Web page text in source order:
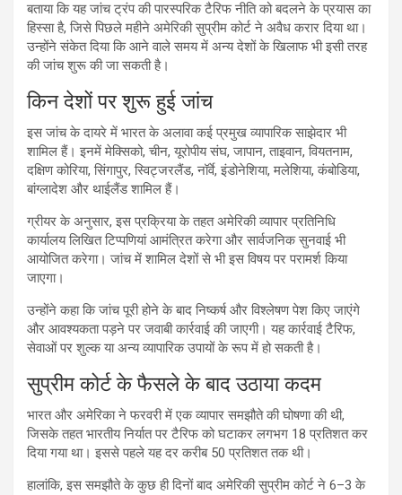
बताया कि यह जांच ट्रंप की पारस्परिक टैरिफ नीति को बदलने के प्रयास का
हिस्सा है, जिसे पिछले महीने अमेरिकी सुप्रीम कोर्ट ने अवैध करार दिया था।
उन्होंने संकेत दिया कि आने वाले समय में अन्य देशों के खिलाफ भी इसी तरह
की जांच शुरू की जा सकती है।
किन देशों पर शुरू हुई जांच
इस जांच के दायरे में भारत के अलावा कई प्रमुख व्यापारिक साझेदार भी
शामिल हैं। इनमें मेक्सिको, चीन, यूरोपीय संघ, जापान, ताइवान, वियतनाम,
दक्षिण कोरिया, सिंगापुर, स्विट्जरलैंड, नॉर्वे, इंडोनेशिया, मलेशिया, कंबोडिया,
बांग्लादेश और थाईलैंड शामिल हैं।
ग्रीयर के अनुसार, इस प्रक्रिया के तहत अमेरिकी व्यापार प्रतिनिधि
कार्यालय लिखित टिप्पणियां आमंत्रित करेगा और सार्वजनिक सुनवाई भी
आयोजित करेगा। जांच में शामिल देशों से भी इस विषय पर परामर्श किया
जाएगा।
उन्होंने कहा कि जांच पूरी होने के बाद निष्कर्ष और विश्लेषण पेश किए जाएंगे
और आवश्यकता पड़ने पर जवाबी कार्रवाई की जाएगी। यह कार्रवाई टैरिफ,
सेवाओं पर शुल्क या अन्य व्यापारिक उपायों के रूप में हो सकती है।
सुप्रीम कोर्ट के फैसले के बाद उठाया कदम
भारत और अमेरिका ने फरवरी में एक व्यापार समझौते की घोषणा की थी,
जिसके तहत भारतीय निर्यात पर टैरिफ को घटाकर लगभग 18 प्रतिशत कर
दिया गया था। इससे पहले यह दर करीब 50 प्रतिशत तक थी।
हालांकि, इस समझौते के कुछ ही दिनों बाद अमेरिकी सुप्रीम कोर्ट ने 6–3 के